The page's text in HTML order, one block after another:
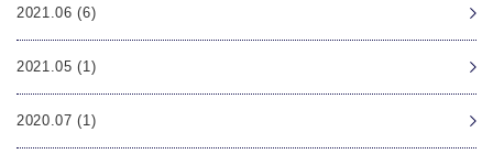
2021.06 (6)
2021.05 (1)
2020.07 (1)